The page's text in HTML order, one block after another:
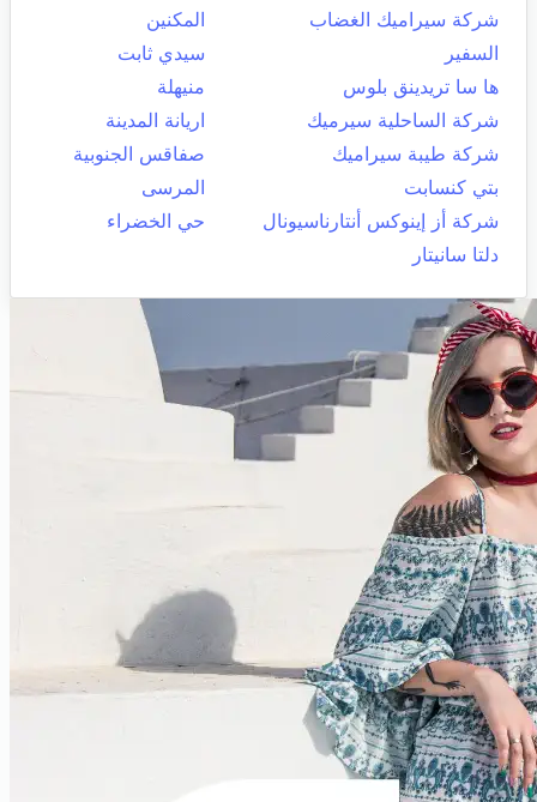
شركة سيراميك الغضاب
المكنين
السفير
سيدي ثابت
ها سا تريدينق بلوس
منيهلة
شركة الساحلية سيرميك
اريانة المدينة
شركة طيبة سيراميك
صفاقس الجنوبية
بتي كنسابت
المرسى
شركة أز إينوكس أنتارناسيونال
حي الخضراء
دلتا سانيتار